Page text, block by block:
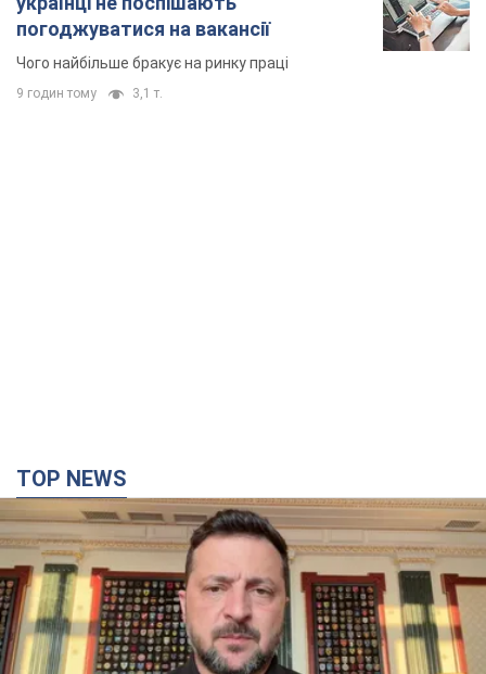
"Захист нашого життя": Зеленський про
антибалістику FREYJA, санкції проти Росії й
підтримку аграріїв. Відео
Європейські партнери долучаються до спільного проєкту
4 години тому 50,6 т.
"Балістика вбиває людей": Сікорський закликав